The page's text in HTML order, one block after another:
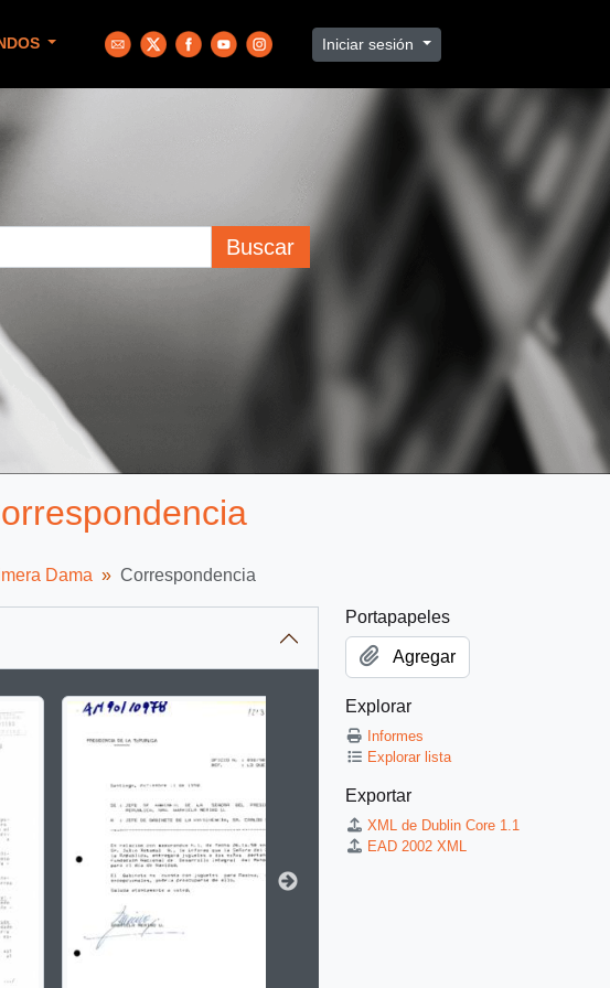
Iniciar sesión
Buscar
Dama Correspondencia
description title displayed in the following carousel. Clicking any image in
Portapapeles
Agregar
Explorar
Informes
Explorar lista
Exportar
XML de Dublin Core 1.1
EAD 2002 XML